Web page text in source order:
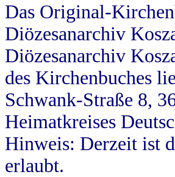
Das Original-
Diözesanarchiv
Diözesanarchiv
des Kirchenbuches
Schwank-Straße 8,
Heimatkreises
Hinweis: Derzeit ist
erlaubt.